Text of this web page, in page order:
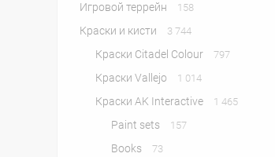
Игровой террейн 158
Краски и кисти 3 744
Краски Citadel Colour 797
Краски Vallejo 1 014
Краски AK Interactive 1 465
Paint sets 157
Books 73